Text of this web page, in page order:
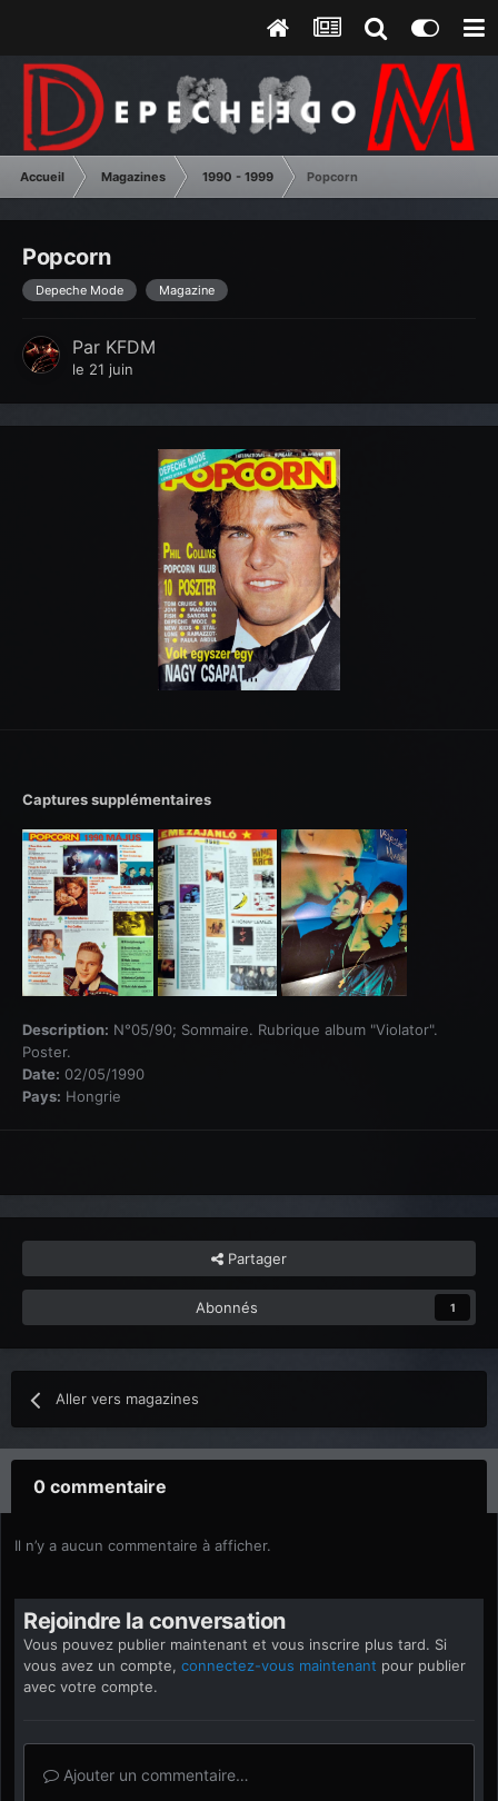
Accueil Magazines 1990 - 1999 Popcorn
Popcorn
Depeche Mode Magazine
Par KFDM
le 21 juin
Captures supplémentaires
Description: N°05/90; Sommaire. Rubrique album "Violator".
Poster.
Date: 02/05/1990
Pays: Hongrie
Partager
Abonnés 1
Aller vers magazines
0 commentaire
Il n’y a aucun commentaire à afficher.
Rejoindre la conversation
Vous pouvez publier maintenant et vous inscrire plus tard. Si
vous avez un compte, connectez-vous maintenant pour publier
avec votre compte.
Ajouter un commentaire…